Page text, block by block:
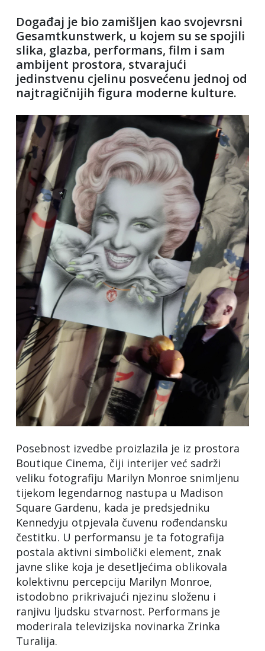
Događaj je bio zamišljen kao svojevrsni
Gesamtkunstwerk, u kojem su se spojili
slika, glazba, performans, film i sam
ambijent prostora, stvarajući
jedinstvenu cjelinu posvećenu jednoj od
najtragičnijih figura moderne kulture.
Posebnost izvedbe proizlazila je iz prostora
Boutique Cinema, čiji interijer već sadrži
veliku fotografiju Marilyn Monroe snimljenu
tijekom legendarnog nastupa u Madison
Square Gardenu, kada je predsjedniku
Kennedyju otpjevala čuvenu rođendansku
čestitku. U performansu je ta fotografija
postala aktivni simbolički element, znak
javne slike koja je desetljećima oblikovala
kolektivnu percepciju Marilyn Monroe,
istodobno prikrivajući njezinu složenu i
ranjivu ljudsku stvarnost. Performans je
moderirala televizijska novinarka Zrinka
Turalija.